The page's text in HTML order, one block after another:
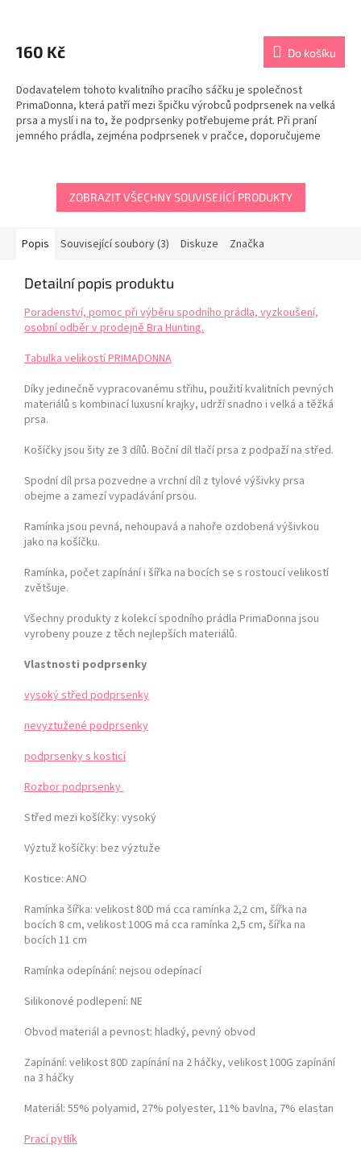
produktu
je
z
5
hvězdiček.
160 Kč Do košíku
Dodavatelem tohoto kvalitního pracího sáčku je společnost
PrimaDonna, která patří mezi špičku výrobců podprsenek na velká
prsa a myslí i na to, že podprsenky potřebujeme prát. Při praní
jemného prádla, zejména podprsenek v pračce, doporučujeme
ZOBRAZIT VŠECHNY SOUVISEJÍCÍ PRODUKTY
Popis Související soubory (3) Diskuze Značka
Detailní popis produktu
Poradenství, pomoc při výběru spodního prádla, vyzkoušení,
osobní odběr v prodejně Bra Hunting.
Tabulka velikostí PRIMADONNA
Díky jedinečně vypracovanému střihu, použití kvalitních pevných
materiálů s kombinací luxusní krajky, udrží snadno i velká a těžká
prsa.
Košíčky jsou šity ze 3 dílů. Boční díl tlačí prsa z podpaží na střed.
Spodní díl prsa pozvedne a vrchní díl z tylové výšivky prsa
obejme a zamezí vypadávání prsou.
Ramínka jsou pevná, nehoupavá a nahoře ozdobená výšivkou
jako na košíčku.
Ramínka, počet zapínání i šířka na bocích se s rostoucí velikostí
zvětšuje.
Všechny produkty z kolekcí spodního prádla PrimaDonna jsou
vyrobeny pouze z těch nejlepších materiálů.
Vlastnosti podprsenky
vysoký střed podprsenky
nevyztužené podprsenky
podprsenky s kosticí
Rozbor podprsenky
Střed mezi košíčky: vysoký
Výztuž košíčky: bez výztuže
Kostice: ANO
Ramínka šířka: velikost 80D má cca ramínka 2,2 cm, šířka na
bocích 8 cm, velikost 100G má cca ramínka 2,5 cm, šířka na
bocích 11 cm
Ramínka odepínání: nejsou odepínací
Silikonové podlepení: NE
Obvod materiál a pevnost: hladký, pevný obvod
Zapínání: velikost 80D zapínání na 2 háčky, velikost 100G zapínání
na 3 háčky
Materiál: 55% polyamid, 27% polyester, 11% bavlna, 7% elastan
Prací pytlík